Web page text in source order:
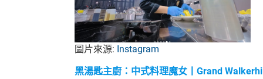
圖片來源: Instagram
黑湯匙主廚 ： 中式料理魔女丨Grand